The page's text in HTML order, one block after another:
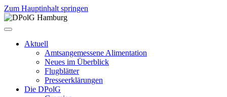
Zum Hauptinhalt springen
Aktuell
Amtsangemessene Alimentation
Neues im Überblick
Flugblätter
Presseerklärungen
Die DPolG